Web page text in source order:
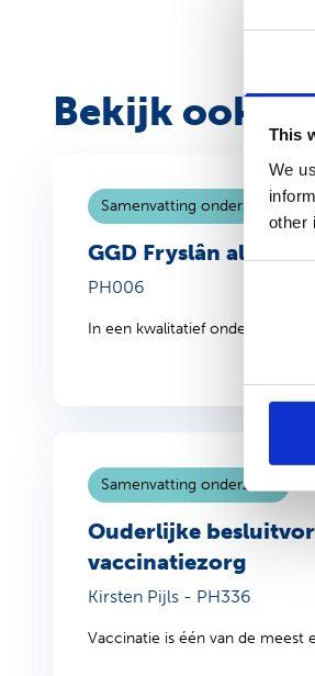
This
We
other
Bekijk ook
GGD Fryslân als
PH006
Samenvatting onderzoek
In een kwalitatief onderzoek is
Ouderlijke
vaccinatiezorg
Kirsten Pijls - PH336
Samenvatting onderzoek
Vaccinatie is één van de